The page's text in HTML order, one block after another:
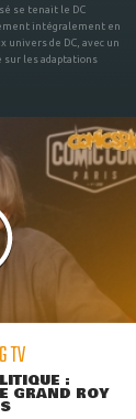
se tenait le DC
intégralement en
univers de DC, avec un
les adaptations
TV
:
GRAND ROY